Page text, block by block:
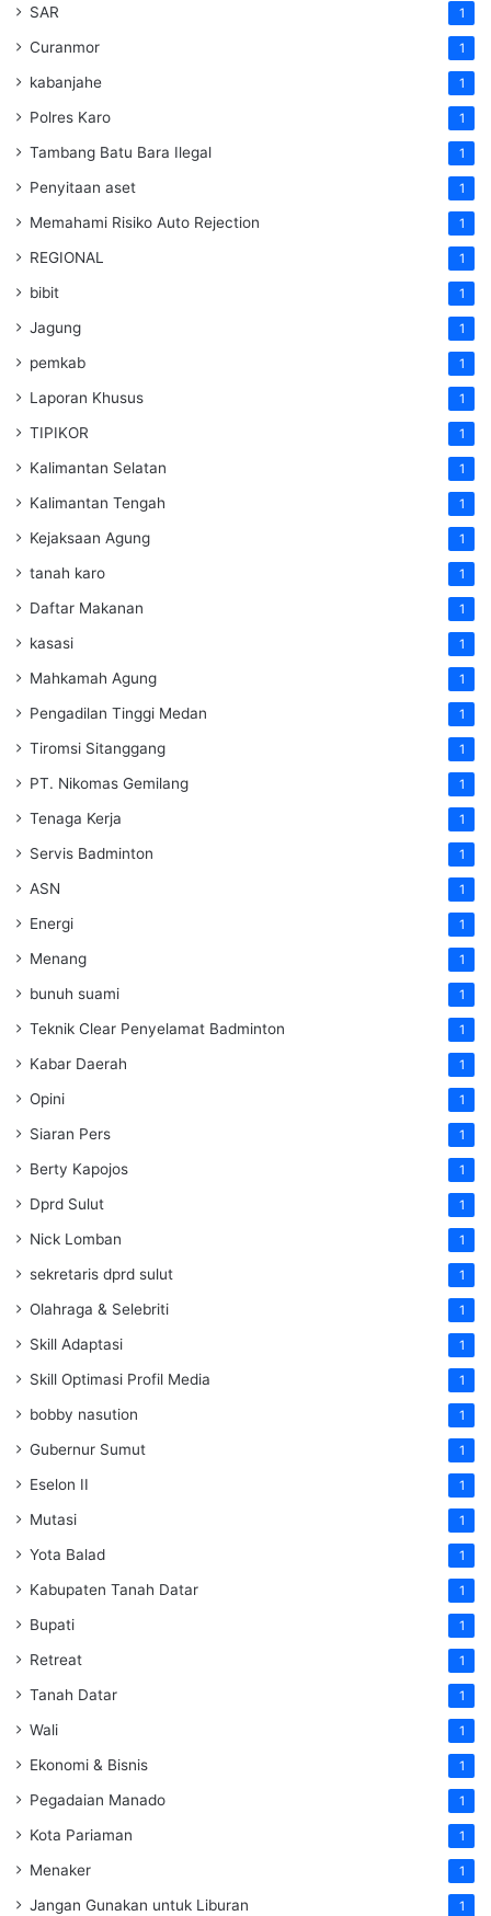
SAR 1
Curanmor 1
kabanjahe 1
Polres Karo 1
Tambang Batu Bara Ilegal 1
Penyitaan aset 1
Memahami Risiko Auto Rejection 1
REGIONAL 1
bibit 1
Jagung 1
pemkab 1
Laporan Khusus 1
TIPIKOR 1
Kalimantan Selatan 1
Kalimantan Tengah 1
Kejaksaan Agung 1
tanah karo 1
Daftar Makanan 1
kasasi 1
Mahkamah Agung 1
Pengadilan Tinggi Medan 1
Tiromsi Sitanggang 1
PT. Nikomas Gemilang 1
Tenaga Kerja 1
Servis Badminton 1
ASN 1
Energi 1
Menang 1
bunuh suami 1
Teknik Clear Penyelamat Badminton 1
Kabar Daerah 1
Opini 1
Siaran Pers 1
Berty Kapojos 1
Dprd Sulut 1
Nick Lomban 1
sekretaris dprd sulut 1
Olahraga & Selebriti 1
Skill Adaptasi 1
Skill Optimasi Profil Media 1
bobby nasution 1
Gubernur Sumut 1
Eselon II 1
Mutasi 1
Yota Balad 1
Kabupaten Tanah Datar 1
Bupati 1
Retreat 1
Tanah Datar 1
Wali 1
Ekonomi & Bisnis 1
Pegadaian Manado 1
Kota Pariaman 1
Menaker 1
Jangan Gunakan untuk Liburan 1